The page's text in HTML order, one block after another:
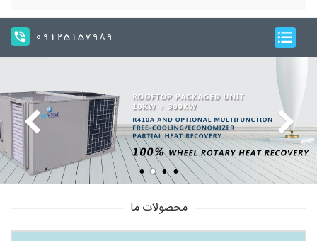
09125157989
محصولات ما